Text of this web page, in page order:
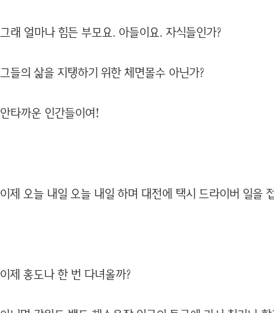
그래 얼마나 힘든 부모요. 아들이요. 자식들인가?
그들의 삶을 지탱하기 위한 체면몰수 아닌가?
안타까운 인간들이여!
이제 오늘 내일 오늘 내일 하며 대전에 택시 드라이버 일을
이제 홍도나 한 번 다녀올까?